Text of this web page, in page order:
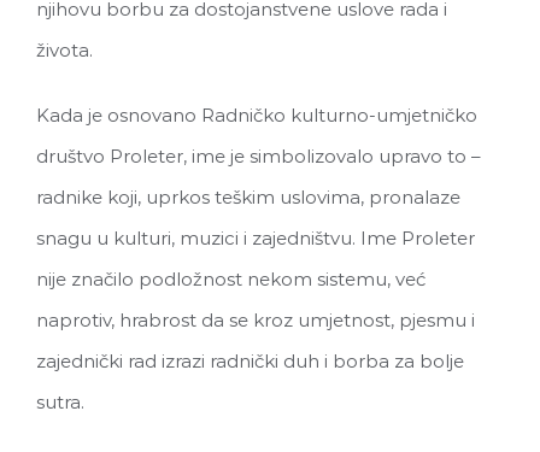
njihovu borbu za dostojanstvene uslove rada i
života.
Kada je osnovano Radničko kulturno-umjetničko
društvo Proleter, ime je simbolizovalo upravo to –
radnike koji, uprkos teškim uslovima, pronalaze
snagu u kulturi, muzici i zajedništvu. Ime Proleter
nije značilo podložnost nekom sistemu, već
naprotiv, hrabrost da se kroz umjetnost, pjesmu i
zajednički rad izrazi radnički duh i borba za bolje
sutra.